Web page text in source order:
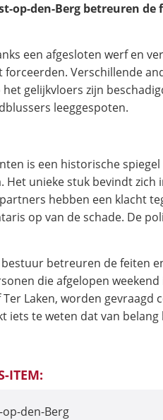
op-den-Berg betreuren
een afgesloten werf en
Verschillende
gelijkvloers zijn
leeggespoten.
is een historische
Het unieke stuk bevindt zich
hebben een klacht
op van de schade. De
betreuren de feiten
die afgelopen
Laken, worden gevraagd
iets te weten dat van
ITEM:
op-den-Berg